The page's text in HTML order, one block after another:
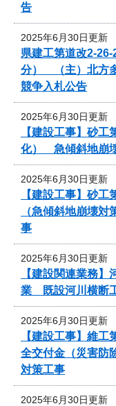
告
2025年6月30日更新
県建工第道改2-
分） （主）北方
競争入札公告
2025年6月30日更新
【建設工事】砂
化） 急傾斜地崩
2025年6月30日更新
【建設工事】砂
（急傾斜地崩壊
事
2025年6月30日更新
【建設関連業務
業 既設河川横断
2025年6月30日更新
【建設工事】維
全交付金（災害防
対策工事
2025年6月30日更新